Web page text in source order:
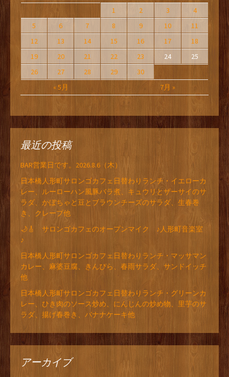
« 5月 7月 »
1 2 3
4
5
6 7 8 9 10
11
12
13 14 15 16 17
18
19
20 21 22 23 24
25
26
27 28 29 30
最近の投稿
BAR営業日です。2026.8.6（木）
日本橋人形町サロンゴカフェ日替わりランチ・イエローカ
レー、ルーローハン風豚バラ煮、キュウリとザーサイのサ
ラダ、かぼちゃと豆とブラウンチーズのサラダ、生春巻
き、クレープ他
🌙🎸 サロンゴカフェのオープンマイク ♪人形町音楽室
♪
日本橋人形町サロンゴカフェ日替わりランチ・マッサマン
カレー、麻婆豆腐、きんぴら、春雨サラダ、サンドイッチ
他
日本橋人形町サロンゴカフェ日替わりランチ・グリーンカ
レー、ひき肉のソース炒め、にんじんの炒め物、里芋のサ
ラダ、揚げ春巻き、バナナケーキ他
アーカイブ